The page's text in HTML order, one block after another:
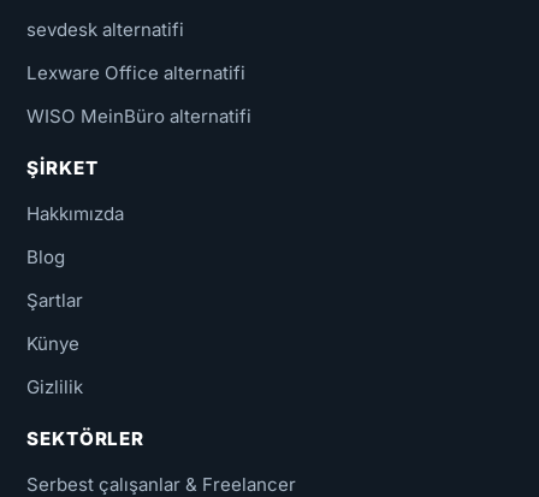
sevdesk alternatifi
Lexware Office alternatifi
WISO MeinBüro alternatifi
ŞIRKET
Hakkımızda
Blog
Şartlar
Künye
Gizlilik
SEKTÖRLER
Serbest çalışanlar & Freelancer